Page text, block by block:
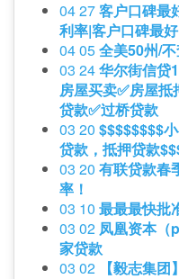
04 27客户口碑最
利率|客户口碑最
04 05全美50州/
03 24华尔街信贷
房屋买卖✅房屋抵
贷款✅过桥贷款
03 20 $$$$$$$$
贷款，抵押贷款
03 20 有联贷款春
率！
03 10 最最最快批
03 02 凤凰资本
家贷款
03 02
【毅志集